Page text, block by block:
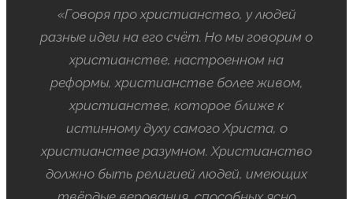
«Говоря про христианство, у людей
разные идеи на его счёт. Но мы говорим о
христианстве, настроенном на
реформы, христианстве более живом,
христианстве, которое ближе к
истинному духу самого Христа, о
христианстве разумном. Христианство
должно быть религией людей, имеющих